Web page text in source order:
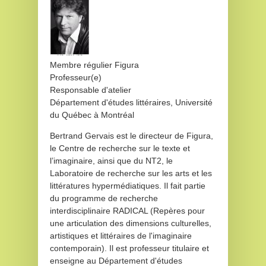
Membre régulier Figura
Professeur(e)
Responsable d'atelier
Département d'études littéraires, Université
du Québec à Montréal
Bertrand Gervais est le directeur de Figura,
le Centre de recherche sur le texte et
l’imaginaire, ainsi que du NT2, le
Laboratoire de recherche sur les arts et les
littératures hypermédiatiques. Il fait partie
du programme de recherche
interdisciplinaire RADICAL (Repères pour
une articulation des dimensions culturelles,
artistiques et littéraires de l'imaginaire
contemporain). Il est professeur titulaire et
enseigne au Département d'études